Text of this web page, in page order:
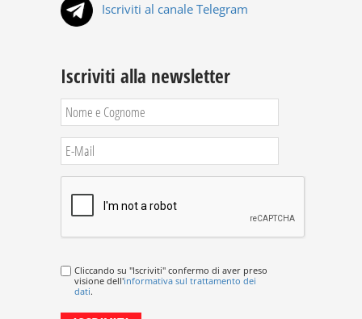
Iscriviti al canale Telegram
Iscriviti alla newsletter
Cliccando su "Iscriviti" confermo di aver preso
visione dell'informativa sul trattamento dei
dati.